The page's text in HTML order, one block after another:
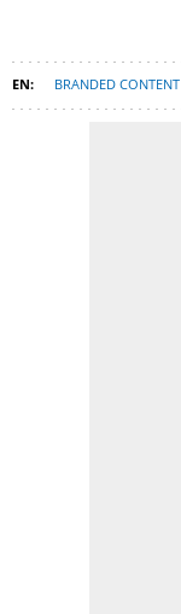
BRANDED CONTENT